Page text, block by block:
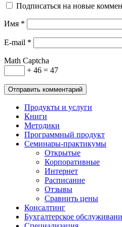
Подписаться на новые
Имя *
E-mail *
Math Captcha
+ 46 = 47
Продукты и услуги
Книги
Методики
Программный продукт
Семинары-практикумы
Открытые
Корпоративные
Интернет
Расписание
Отзывы
Сравнить цены
Консалтинг
Бухгалтерское